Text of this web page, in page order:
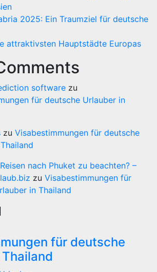
2025: Ein Traumziel für deutsche
attraktivsten Hauptstädte Europas
software zu
für deutsche Urlauber in
zu Visabestimmungen für deutsche
nach Phuket zu beachten? –
zu Visabestimmungen für
in Thailand
für deutsche